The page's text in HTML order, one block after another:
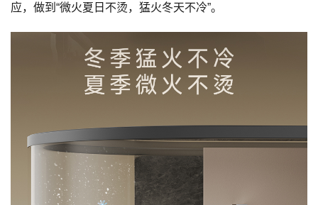
应，做到“微火夏日不烫，猛火冬天不冷”。